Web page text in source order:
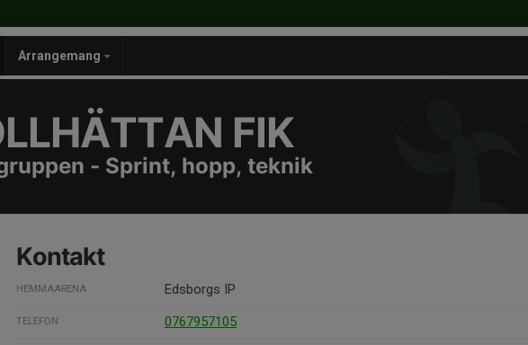
Arrangemang
FIK
- Sprint, hopp, teknik
Kontakt
HEMMAARENA Edsborgs IP
TELEFON 0767957105